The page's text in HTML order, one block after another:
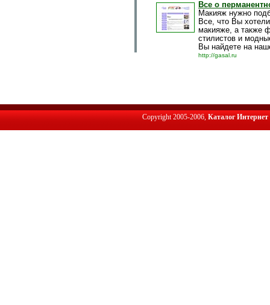
Все о
Макияж нужно
Все, что Вы
макияже, а также
стилистов и
Вы найдете на
http://gasal.ru
Copyright 2005-2006, Каталог Интернет